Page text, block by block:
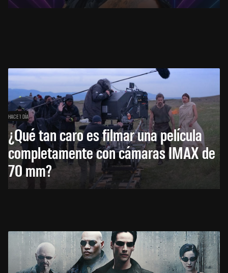
HACE 1 DÍA
¿Qué tan caro es filmar una película
completamente con cámaras IMAX de
70 mm?